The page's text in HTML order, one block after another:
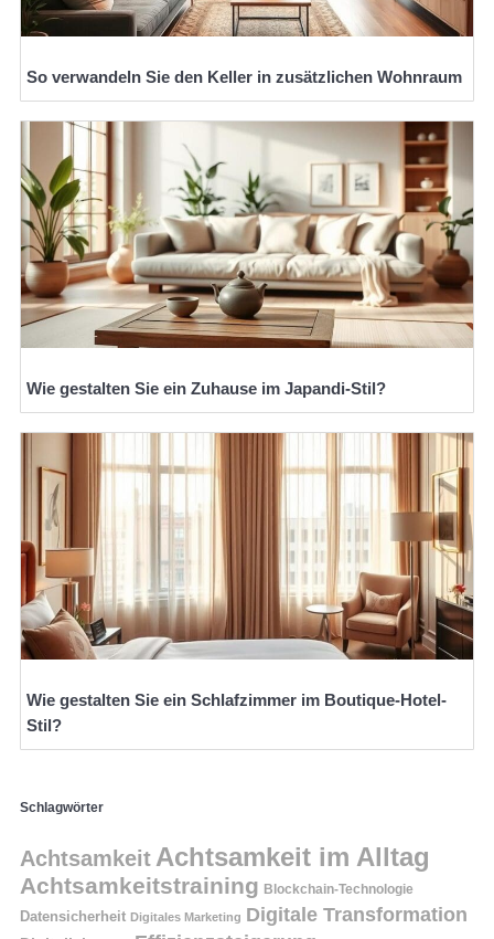
So verwandeln Sie den Keller in zusätzlichen Wohnraum
Wie gestalten Sie ein Zuhause im Japandi-Stil?
Wie gestalten Sie ein Schlafzimmer im Boutique-Hotel-
Stil?
Schlagwörter
Achtsamkeit Achtsamkeit im Alltag
Achtsamkeitstraining Blockchain-Technologie
Datensicherheit Digitales Marketing Digitale Transformation